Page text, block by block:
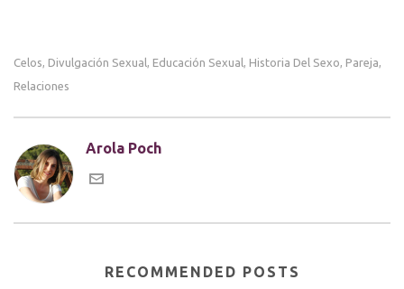
Celos, Divulgación Sexual , Educación Sexual , Historia Del Sexo, Pareja,
Relaciones
Arola Poch
RECOMMENDED POSTS